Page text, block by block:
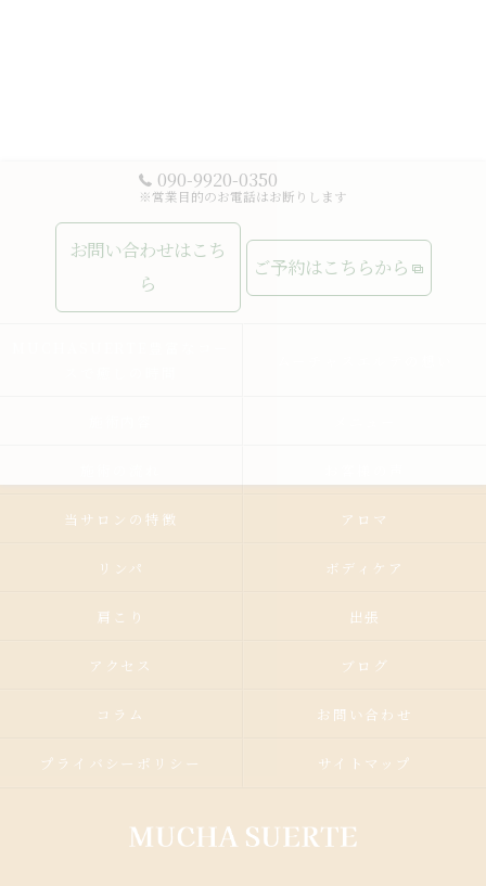
090-9920-0350
※営業目的のお電話はお断りします
お問い合わせはこち
ら
ご予約はこちらから
当サロンの特徴 アロマ
リンパ ボディケア
肩こり 出張
アクセス ブログ
コラム お問い合わせ
プライバシーポリシー サイトマップ